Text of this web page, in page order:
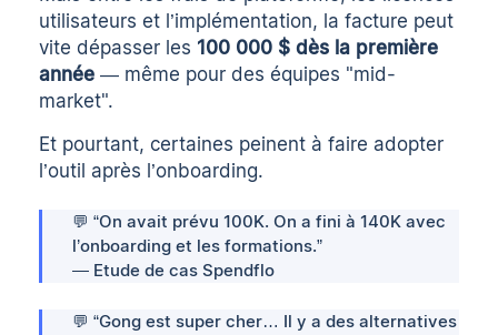
utilisateurs et l’implémentation, la facture peut
vite dépasser les 100 000 $ dès la première
année — même pour des équipes "mid-
market".
Et pourtant, certaines peinent à faire adopter
l’outil après l’onboarding.
💬 “On avait prévu 100K. On a fini à 140K avec
l’onboarding et les formations.”
— Etude de cas Spendflo
💬 “Gong est super cher… Il y a des alternatives